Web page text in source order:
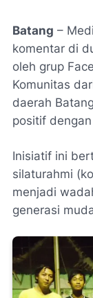
Batang –
komentar di
oleh grup
Komunitas
daerah
positif
Inisiatif ini
silaturahmi
menjadi
generasi